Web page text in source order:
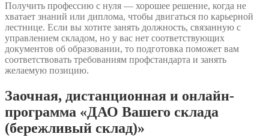
Получить профессию с нуля — хорошее решение, когда не
хватает знаний или диплома, чтобы двигаться по карьерной
лестнице. Если вы хотите занять должность, связанную с
управлением складом, но у вас нет соответствующих
документов об образовании, то подготовка поможет вам
соответствовать требованиям профстандарта и занять
желаемую позицию.
Заочная, дистанционная и онлайн-
программа «ДАО Вашего склада
(бережливый склад)»